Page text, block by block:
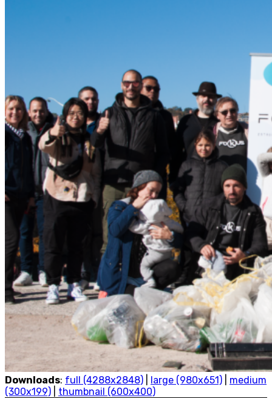
Downloads: full (4288x2848) large (980x651)
medium
(300x199)
thumbnail (600x400)